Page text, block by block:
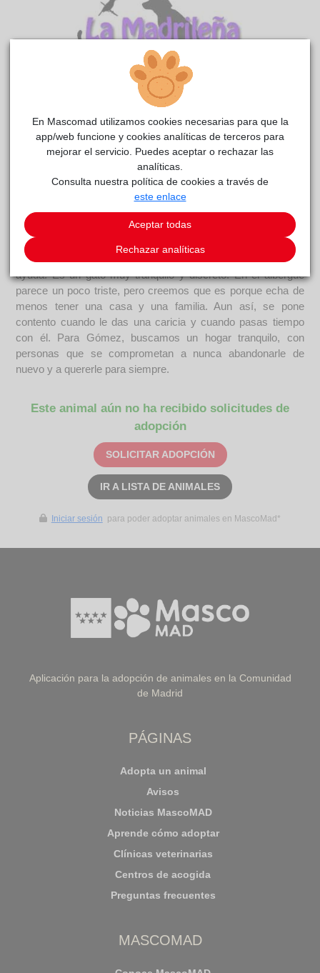
Gómezreside actualmente en el centro de acogida La
madrileña.
COMENTARIOS
Carácter
Descripción Gómez apareció en una colonia, tenía toda la
pinta de haber sido abandonado. Buscaba a las personas y
intentaba entrar en una casa, probablemente buscando
ayuda. Es un gato muy tranquilo y discreto. En el albergue
parece un poco triste, pero creemos que es porque echa de
menos tener una casa y una familia. Aun así, se pone
contento cuando le das una caricia y cuando pasas tiempo
con él. Para Gómez, buscamos un hogar tranquilo, con
personas que se comprometan a nunca abandonarle de
nuevo y a quererle para siempre.
Este animal aún no ha recibido solicitudes de
adopción
SOLICITAR ADOPCIÓN
IR A LISTA DE ANIMALES
Iniciar sesión para poder adoptar animales en MascoMad*
Aplicación para la adopción de animales en la Comunidad
de Madrid
PÁGINAS
Adopta un animal
Avisos
Noticias MascoMAD
Aprende cómo adoptar
Clínicas veterinarias
Centros de acogida
Preguntas frecuentes
MASCOMAD
En Mascomad utilizamos cookies necesarias para que la
app/web funcione y cookies analíticas de terceros para
mejorar el servicio. Puedes aceptar o rechazar las
analíticas.
Consulta nuestra política de cookies a través de
este enlace
Aceptar todas
Rechazar analíticas